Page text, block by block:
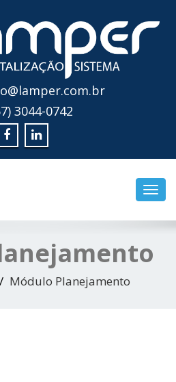
3044-0742
Módulo Planejamento